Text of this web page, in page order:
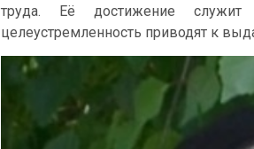
труда. Её достижение
целеустремленность приводят к